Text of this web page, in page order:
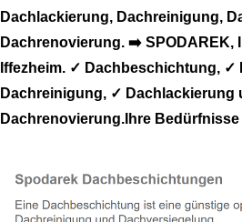
Dachlackierung, Dachreinigung,
Dachrenovierung. ➡️ SPODAREK,
Iffezheim. ✓ Dachbeschichtung, ✓
Dachreinigung, ✓ Dachlackierung
Dachrenovierung.Ihre